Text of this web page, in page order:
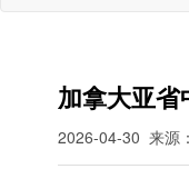
加拿大亚
2026-04-30 来源